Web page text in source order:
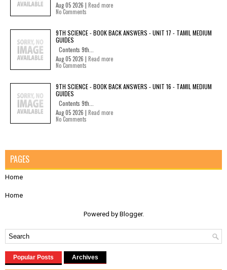
Aug 05 2026 | Read more
No Comments
9TH SCIENCE - BOOK BACK ANSWERS - UNIT 17 - TAMIL MEDIUM
GUIDES
Contents 9th...
Aug 05 2026 | Read more
No Comments
9TH SCIENCE - BOOK BACK ANSWERS - UNIT 16 - TAMIL MEDIUM
GUIDES
Contents 9th...
Aug 05 2026 | Read more
No Comments
PAGES
Home
Home
Powered by Blogger.
Popular Posts Archives